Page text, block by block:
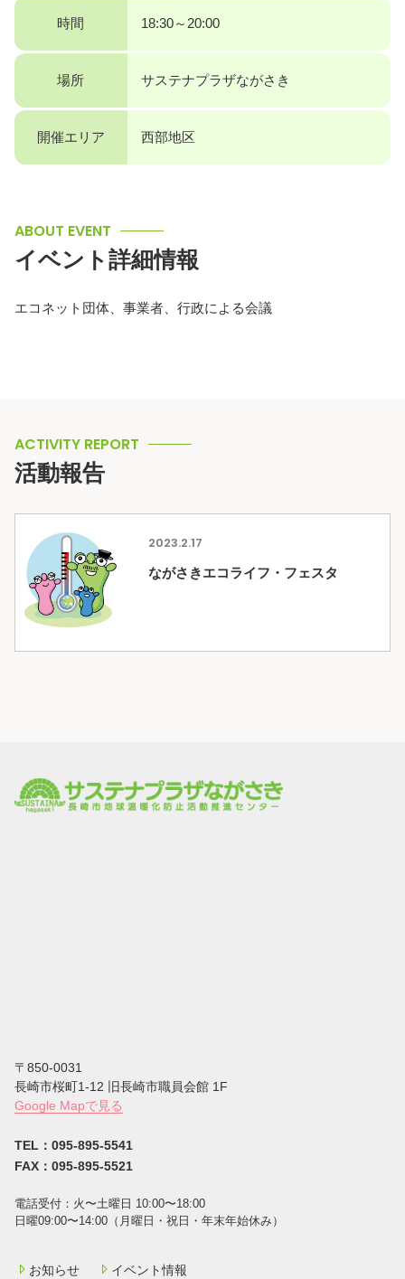
時間 18:30～20:00
場所 サステナプラザながさき
開催エリア 西部地区
ABOUT EVENT
イベント詳細情報
エコネット団体、事業者、行政による会議
ACTIVITY REPORT
活動報告
2023.2.17
ながさきエコライフ・フェスタ
〒850-0031
⻑崎市桜町1-12 旧長崎市職員会館 1F
Google Mapで見る
TEL：095-895-5541
FAX：095-895-5521
電話受付：⽕〜⼟曜⽇ 10:00〜18:00
⽇曜09:00〜14:00（⽉曜⽇・祝⽇・年末年始休み）
お知らせ イベント情報